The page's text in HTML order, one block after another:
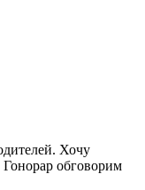
Хочу
обговорим